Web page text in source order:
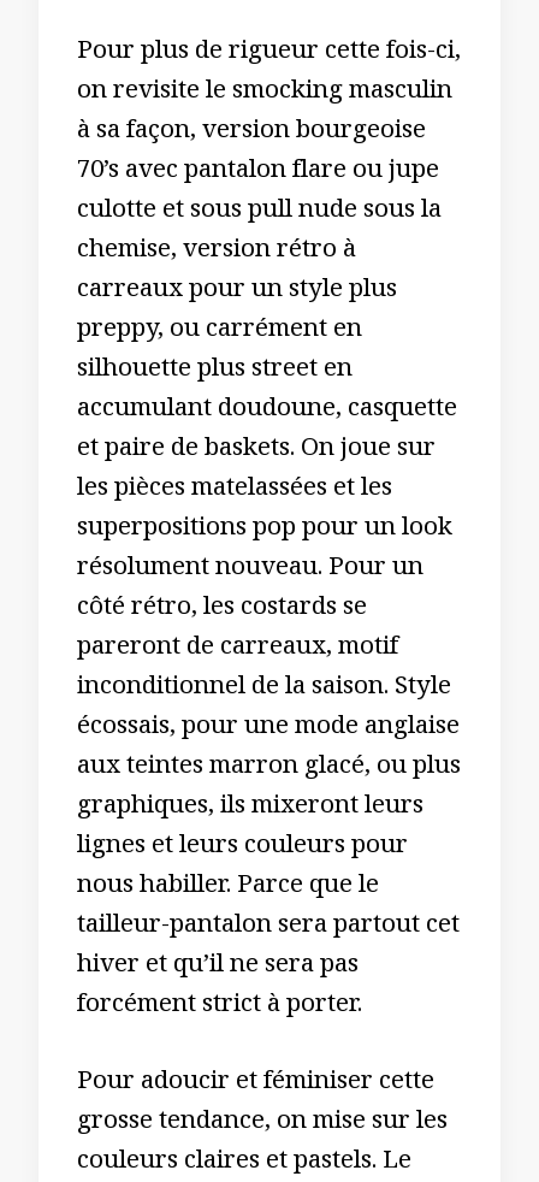
Pour plus de rigueur cette fois-ci,
on revisite le smocking masculin
à sa façon, version bourgeoise
70’s avec pantalon flare ou jupe
culotte et sous pull nude sous la
chemise, version rétro à
carreaux pour un style plus
preppy, ou carrément en
silhouette plus street en
accumulant doudoune, casquette
et paire de baskets. On joue sur
les pièces matelassées et les
superpositions pop pour un look
résolument nouveau. Pour un
côté rétro, les costards se
pareront de carreaux, motif
inconditionnel de la saison. Style
écossais, pour une mode anglaise
aux teintes marron glacé, ou plus
graphiques, ils mixeront leurs
lignes et leurs couleurs pour
nous habiller. Parce que le
tailleur-pantalon sera partout cet
hiver et qu’il ne sera pas
forcément strict à porter.
Pour adoucir et féminiser cette
grosse tendance, on mise sur les
couleurs claires et pastels. Le